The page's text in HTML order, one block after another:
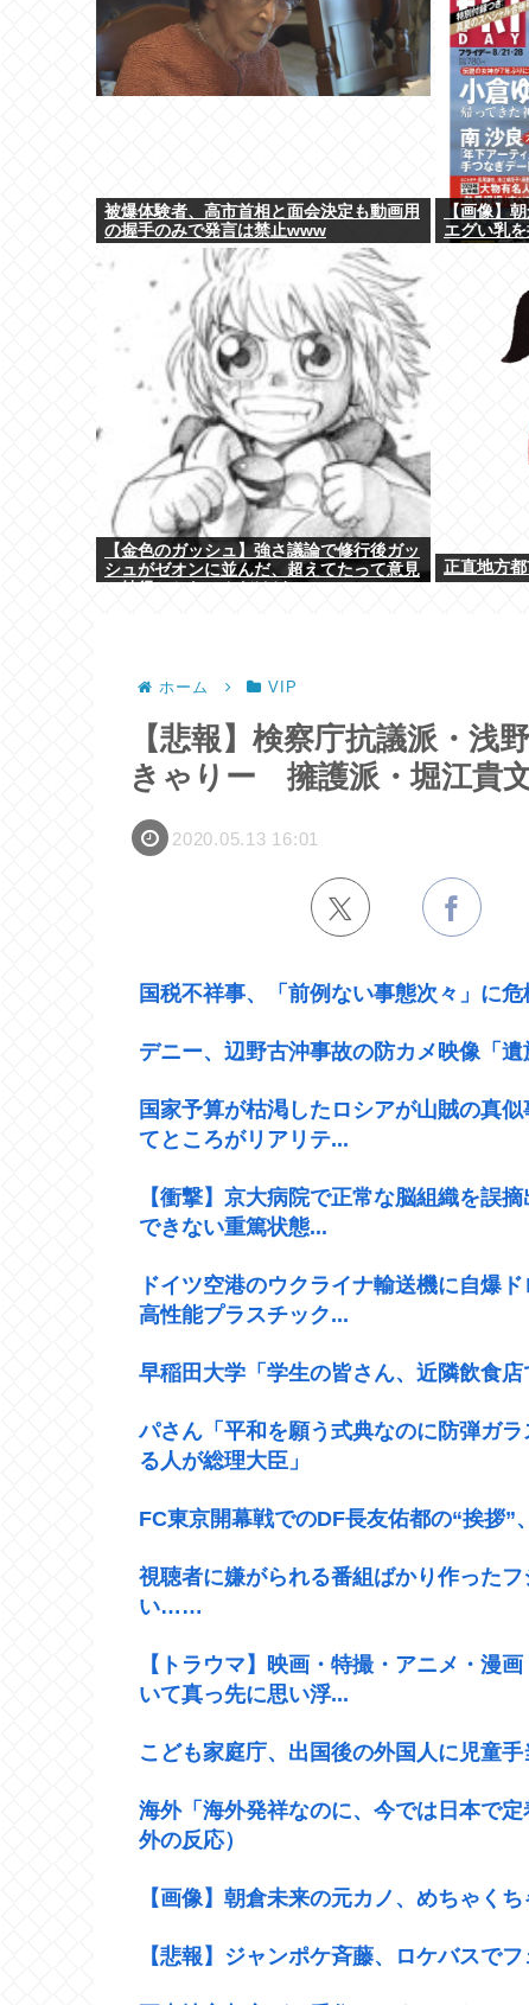
被爆体験者、高市首相と面会決定も動画用
の握手のみで発言は禁止www
【画像】
エグい乳
【金色のガッシュ】強さ議論で修行後ガッ
シュがゼオンに並んだ、超えてたって意見
正直地方
ホーム VIP
【悲報】検察庁抗議派・浅
きゃりー 擁護派・堀江貴
2020.05.13 16:01
国税不祥事、「前例ない事態次々」に
デニー、辺野古沖事故の防カメ映像「
国家予算が枯渇したロシアが山賊の真
てところがリアリテ...
【衝撃】京大病院で正常な脳組織を誤
できない重篤状態...
ドイツ空港のウクライナ輸送機に自爆
高性能プラスチック...
早稲田大学「学生の皆さん、近隣飲食店
パさん「平和を願う式典なのに防弾ガ
る人が総理大臣」
FC東京開幕戦でのDF長友佑都の“挨拶”
視聴者に嫌がられる番組ばかり作った
い……
【トラウマ】映画・特撮・アニメ・漫
いて真っ先に思い浮...
こども家庭庁、出国後の外国人に児童
海外「海外発祥なのに、今では日本で
外の反応）
【画像】朝倉未来の元カノ、めちゃく
【悲報】ジャンポケ斉藤、ロケバスで